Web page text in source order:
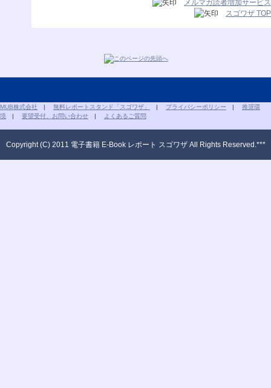
メルマガ読者増加サービス
スゴワザ TOP
MUB株式会社 | 無料レポートスタンド「スゴワザ」 | プライバシーポリシー | 推奨環
境 | 要望受付、お問い合わせ | よくあるご質問
Copyright (C) 2011 電子書籍 E-Book レポート スゴワザ All Rights Reserved.***